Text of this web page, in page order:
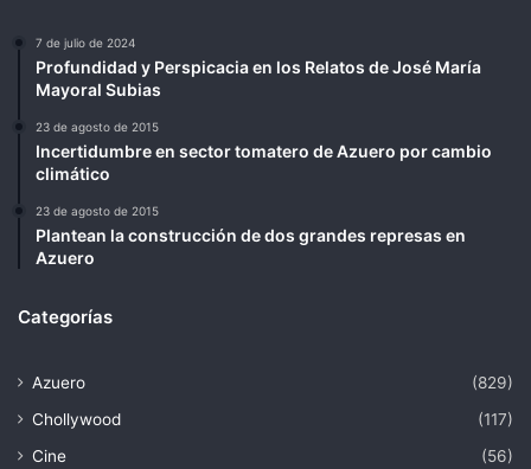
7 de julio de 2024
Profundidad y Perspicacia en los Relatos de José María
Mayoral Subias
23 de agosto de 2015
Incertidumbre en sector tomatero de Azuero por cambio
climático
23 de agosto de 2015
Plantean la construcción de dos grandes represas en
Azuero
Categorías
Azuero
(829)
Chollywood
(117)
Cine
(56)